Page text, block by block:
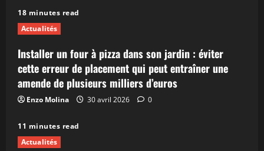
18 minutes read
Actualités
Installer un four à pizza dans son jardin : éviter
cette erreur de placement qui peut entraîner une
amende de plusieurs milliers d’euros
Enzo Molina 30 avril 2026 0
11 minutes read
Actualités